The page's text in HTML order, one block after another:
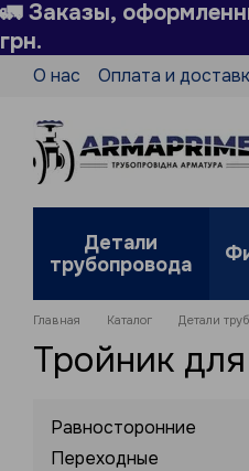
Перейти к основному
🚛 Заказы,
грн.
О нас Оплата и
Политика
Детали
трубопровода
Главная Каталог Детали
Тройник
Равносторонние
Переходные